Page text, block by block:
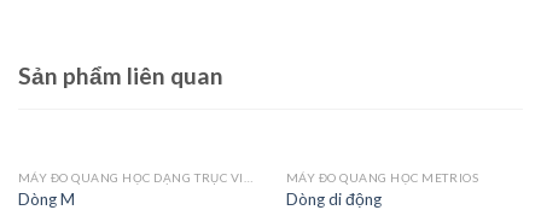
Sản phẩm liên quan
MÁY ĐO QUANG HỌC DẠNG TRỤC VICIVISION MTL
Dòng M
MÁY ĐO QUANG HỌC METRIOS
Dòng di động